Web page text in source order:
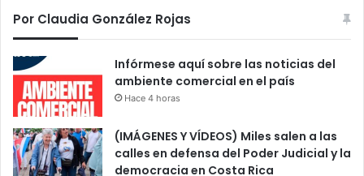
Por Claudia González Rojas
Infórmese aquí sobre las noticias del
ambiente comercial en el país
Hace 4 horas
(IMÁGENES Y VÍDEOS) Miles salen a las
calles en defensa del Poder Judicial y la
democracia en Costa Rica